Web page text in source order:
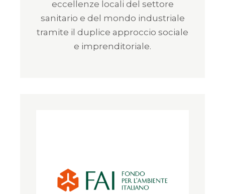
eccellenze locali del settore
sanitario e del mondo industriale
tramite il duplice approccio sociale
e imprenditoriale.